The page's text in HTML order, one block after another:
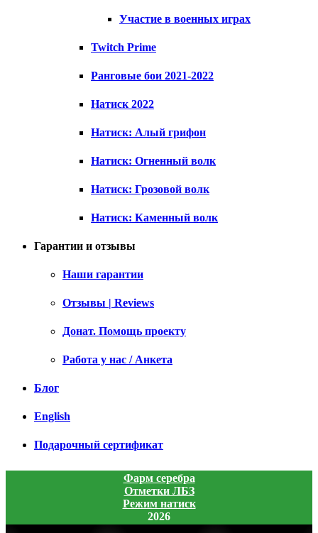
Участие в военных играх
Twitch Prime
Ранговые бои 2021-2022
Натиск 2022
Натиск: Алый грифон
Натиск: Огненный волк
Натиск: Грозовой волк
Натиск: Каменный волк
Гарантии и отзывы
Наши гарантии
Отзывы | Reviews
Донат. Помощь проекту
Работа у нас / Анкета
Блог
English
Подарочный сертификат
Фарм серебра
Отметки ЛБЗ
Режим натиск
2026